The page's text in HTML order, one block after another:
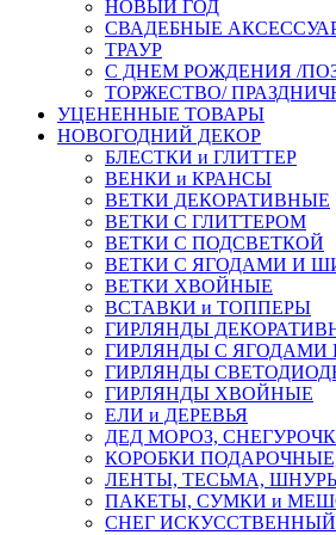
НОВЫЙ ГОД
СВАДЕБНЫЕ
ТРАУР
С ДНЕМ РОЖДЕНИЯ /
ТОРЖЕСТВО/
УЦЕНЕННЫЕ ТОВАРЫ
НОВОГОДНИЙ ДЕКОР
БЛЕСТКИ и ГЛИТТЕР
ВЕНКИ и КРАНСЫ
ВЕТКИ ДЕКОРАТИВНЫЕ
ВЕТКИ С ГЛИТТЕРОМ
ВЕТКИ С ПОДСВЕТКОЙ
ВЕТКИ С ЯГОДАМИ И
ВЕТКИ ХВОЙНЫЕ
ВСТАВКИ и ТОППЕРЫ
ГИРЛЯНДЫ
ГИРЛЯНДЫ С
ГИРЛЯНДЫ
ГИРЛЯНДЫ ХВОЙНЫЕ
ЕЛИ и ДЕРЕВЬЯ
ДЕД МОРОЗ,
КОРОБКИ
ЛЕНТЫ, ТЕСЬМА,
ПАКЕТЫ, СУМКИ и
СНЕГ